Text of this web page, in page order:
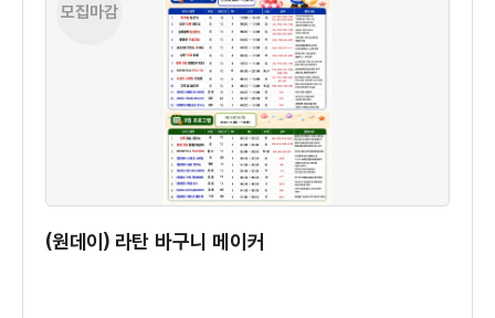
모집마감
(원데이) 라탄 바구니 메이커